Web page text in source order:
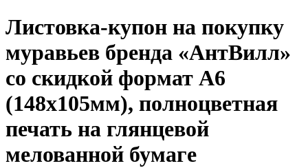
Листовка-купон на покупку
муравьев бренда «АнтВилл»
со скидкой формат А6
(148х105мм), полноцветная
печать на глянцевой
мелованной бумаге